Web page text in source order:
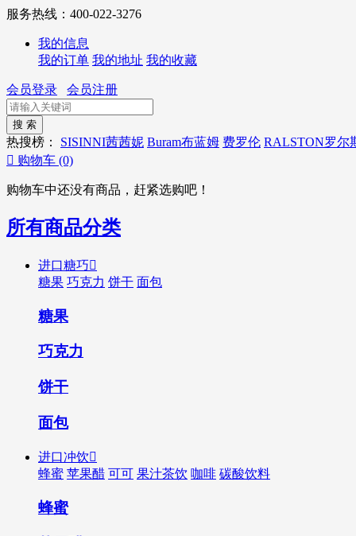
服务热线：400-022-3276
我的信息
我的订单 我的地址 我的收藏
会员登录 会员注册
热搜榜： SISINNI茜茜妮 Buram布蓝姆 费罗伦 RALSTON罗尔
 购物车 (0)
购物车中还没有商品，赶紧选购吧！
所有商品分类
进口糖巧
糖果 巧克力 饼干 面包
糖果
巧克力
饼干
面包
进口冲饮
蜂蜜 苹果醋 可可 果汁茶饮 咖啡 碳酸饮料
蜂蜜